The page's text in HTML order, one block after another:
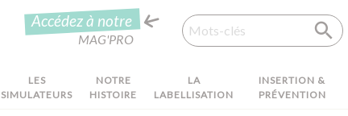
LES
SIMULATEURS
NOTRE
HISTOIRE
LA
LABELLISATION
INSERTION &
PRÉVENTION
Accédez à notre
MAG'PRO
Recherche